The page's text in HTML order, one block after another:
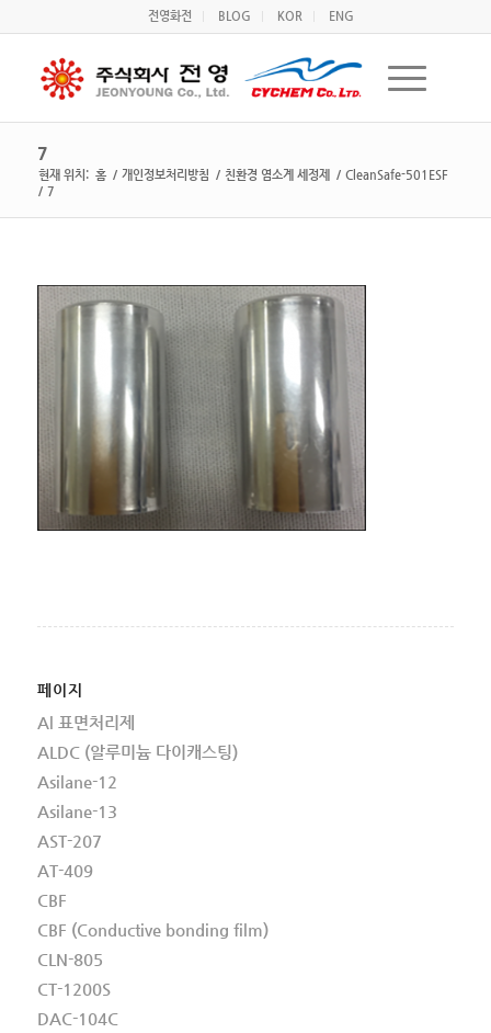
전영화전 BLOG KOR ENG
7
현재 위치: 홈 / 개인정보처리방침 / 친환경 염소계 세정제 / CleanSafe-501ESF
/ 7
페이지
Al 표면처리제
ALDC (알루미늄 다이캐스팅)
Asilane-12
Asilane-13
AST-207
AT-409
CBF
CBF (Conductive bonding film)
CLN-805
CT-1200S
DAC-104C